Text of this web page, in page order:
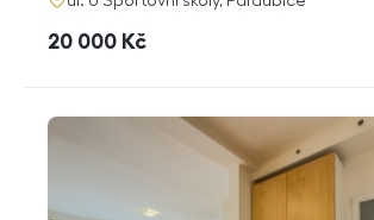
cena
20 000 Kč